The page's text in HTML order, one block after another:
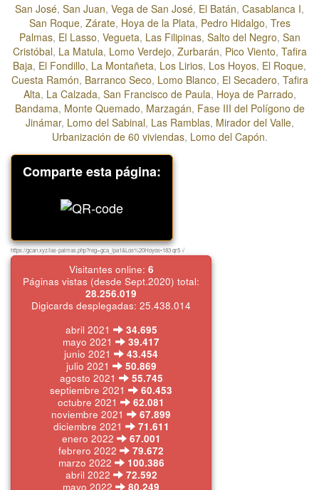
San José, San Juan, Vega de San José, El Batán, Casablanca I,
San Roque, Zárate, Hoya de la Plata, Pedro Hidalgo, Tres
Palmas, El Lasso, Vegueta, Las Filipinas, Salto del Negro, San
Cristóbal, La Matula, Lomo Verdejo, Zurbarán, Pico Viento, Tafira
Baja, El Fondillo, La Montañeta, Los Lirios, Los Hoyos, El Roque,
Cuesta Ramón, Barranco Seco, Lomo Blanco, El Secadero, Tafira
Alta, La Calzada, San Francisco de Paula, Hoya de Parrado,
Bandama, Monte Quemado, Marzagán, Fase III del Polígono de
Jinámar, Lomo del Sabinal, Las Ramblas, Mirador del Valle,
Urbanización de 60 viviendas, Lomo del Capón.
Comparte esta página:
https://gcan.xyz/las-palmas.php?reg=gca_lpa1&Los%20Hoyos•183 qr5 √
Visitantes online: 6
Páginas vistas (desde Sept.2020) total:
28.256.019
Digicards desplegadas: 25.438.014
abril 2021
34.695
mayo 2021
39.417
junio 2021
43.454
julio 2021
50.869
agosto 2021
55.745
septiembre 2021
60.453
octubre 2021
62.081
noviembre 2021
67.899
diciembre 2021
71.611
enero 2022
67.001
febrero 2022
79.672
marzo 2022
100.386
abril 2022
72.592
mayo 2022
80.249